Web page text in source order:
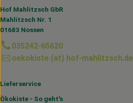
Hof Mahlitzsch GbR
Mahlitzsch Nr. 1
01683 Nossen
035242-65620
oekokiste (at) hof-mahlitzsch.de
Lieferservice
Ökokiste - So geht's